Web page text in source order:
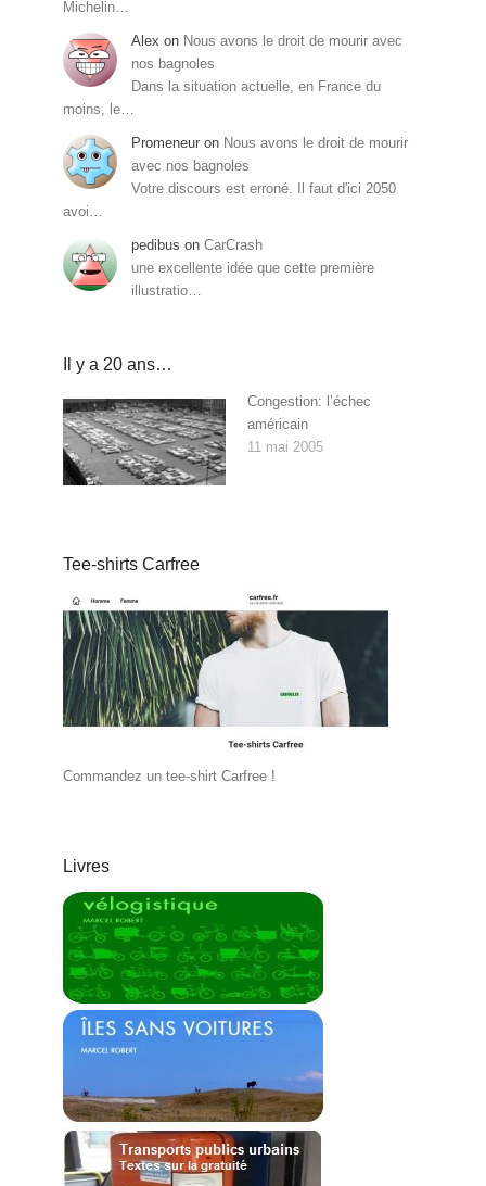
Michelin…
Alex on Nous avons le droit de mourir avec
nos bagnoles
Dans la situation actuelle, en France du
moins, le…
Promeneur on Nous avons le droit de mourir
avec nos bagnoles
Votre discours est erroné. Il faut d'ici 2050
avoi…
pedibus on CarCrash
une excellente idée que cette première
illustratio…
Il y a 20 ans…
Congestion: l’échec
américain
11 mai 2005
Tee-shirts Carfree
Commandez un tee-shirt Carfree !
Livres